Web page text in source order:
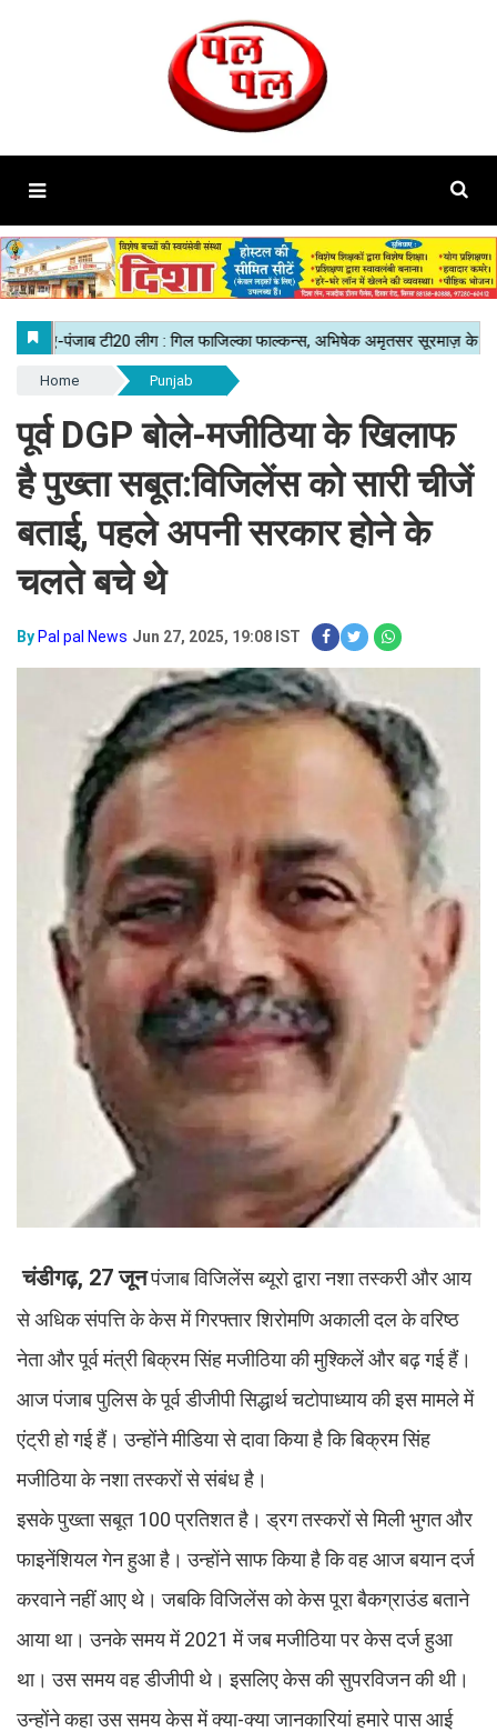
Home Punjab
पूर्व DGP बोले-मजीठिया के खिलाफ
है पुख्ता सबूत:विजिलेंस को सारी चीजें
बताई, पहले अपनी सरकार होने के
चलते बचे थे
By Pal pal News Jun 27, 2025, 19:08 IST
चंडीगढ़, 27 जूनपंजाब विजिलेंस ब्यूरो द्वारा नशा तस्करी और आय
से अधिक संपत्ति के केस में गिरफ्तार शिरोमणि अकाली दल के वरिष्ठ
नेता और पूर्व मंत्री बिक्रम सिंह मजीठिया की मुश्किलें और बढ़ गई हैं।
आज पंजाब पुलिस के पूर्व डीजीपी सिद्धार्थ चटोपाध्याय की इस मामले में
एंट्री हो गई हैं। उन्होंने मीडिया से दावा किया है कि बिक्रम सिंह
मजीठिया के नशा तस्करों से संबंध है।
इसके पुख्ता सबूत 100 प्रतिशत है। ड्रग तस्करों से मिली भुगत और
फाइनेंशियल गेन हुआ है। उन्होंने साफ किया है कि वह आज बयान दर्ज
करवाने नहीं आए थे। जबकि विजिलेंस को केस पूरा बैकग्राउंड बताने
आया था। उनके समय में 2021 में जब मजीठिया पर केस दर्ज हुआ
था। उस समय वह डीजीपी थे। इसलिए केस की सुपरविजन की थी।
उन्होंने कहा उस समय केस में क्या-क्या जानकारियां हमारे पास आई